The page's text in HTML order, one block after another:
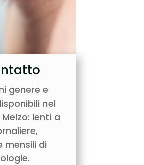
genere e
nel
lenti a
mensili di